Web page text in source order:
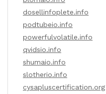
dosellinfoplete.info
podtubeio.info
powerfulvolatile.info
qvidsio.info
shumaio.info
slotherio.info
cysapluscertification.org